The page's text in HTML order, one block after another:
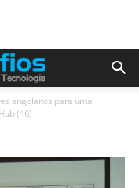
angolanos para uma
(16)